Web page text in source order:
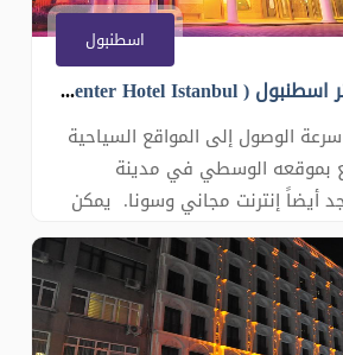
اسطنبول
فندق سيتي سنتر اسطنبول ( City Center Hotel Istanbul )
الوصول إلى المواقع السياحية
بموقعه الوسطي في مدينة
أيضاً إنترنت مجاني وسونا. يمكن
المشمس على التراس الخارجي
في البار. ويتوفر في الفندق أيضاً
خدمة مكتب الاستقبال على مدار 24 ساعة مع إمكانية